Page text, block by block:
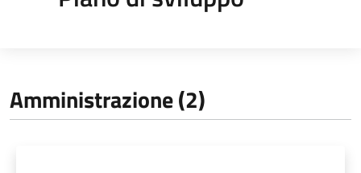
Amministrazione (2)